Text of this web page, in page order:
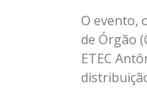
O evento,
de Órgão
ETEC